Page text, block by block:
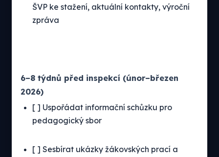
ŠVP ke stažení, aktuální kontakty, výroční
zpráva
6–8 týdnů před inspekcí (únor–březen
2026)
[ ] Uspořádat informační schůzku pro
pedagogický sbor
[ ] Sesbírat ukázky žákovských prací a